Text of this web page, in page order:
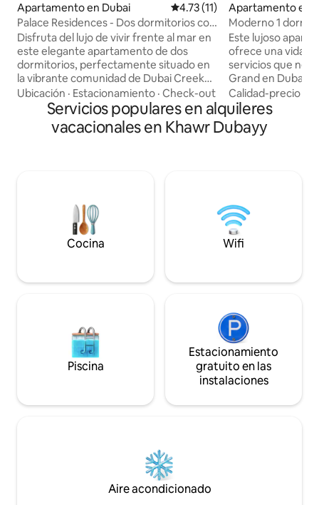
Apartamento en Dubai Calificación promedio: 4.73 de
4.73 (11)
Palace Residences - Dos dormitorios con
vistas al arroyo
Disfruta del lujo de vivir frente al mar en
este elegante apartamento de dos
dormitorios, perfectamente situado en
la vibrante comunidad de Dubai Creek
Harbour. Disfruta de las encantadoras
vistas del horizonte de la ciudad y la
comunidad circundante, todo desde la
comodidad de tu elegante refugio.
restaurantes y cafés. Te espera una
estancia inolvidable en este espacio
excepcional.
Ubicación · Estacionamiento · Check-out
Apartamento en
Moderno 1
vistas increíbles,
Este lujoso
ofrece una vida
servicios que
Grand en Dubai
zona increíble de Dubái.
acceso gratuito a
con vistas,
gratuito. ¡El
encantados de
necesites
Calidad-precio
Servicios populares en alquileres
vacacionales en Khawr Dubayy
Cocina Wifi
Piscina
Estacionamiento
gratuito en las
instalaciones
Aire acondicionado